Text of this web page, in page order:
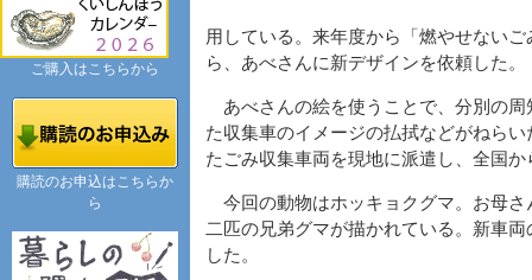
用している。来年度から「燃やせない
ら、あべさんに新デザインを依頼した。
あべさんの絵を使うことで、分別の周
た収集車のイメージの払拭などがねら
たごみ収集車両を現地に派遣し、全国
今回の動物はホッキョクグマ。お母さ
二匹の兄弟グマが描かれている。新車
した。
ご購入はこちらから
購読のお申込はこちらか
ら